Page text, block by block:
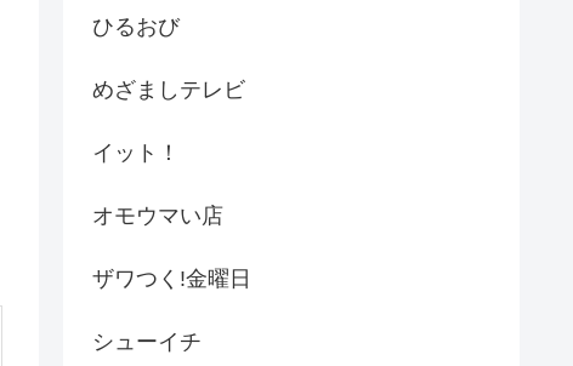
ひるおび
めざましテレビ
イット！
オモウマい店
ザワつく!金曜日
シューイチ